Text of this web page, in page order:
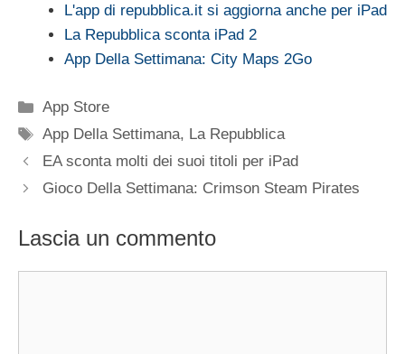
L'app di repubblica.it si aggiorna anche per iPad
La Repubblica sconta iPad 2
App Della Settimana: City Maps 2Go
Categorie
App Store
Tag
App Della Settimana, La Repubblica
EA sconta molti dei suoi titoli per iPad
Gioco Della Settimana: Crimson Steam Pirates
Lascia un commento